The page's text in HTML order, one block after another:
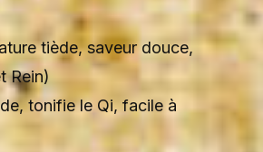
tiède, saveur douce,
Rein)
tonifie le Qi, facile à